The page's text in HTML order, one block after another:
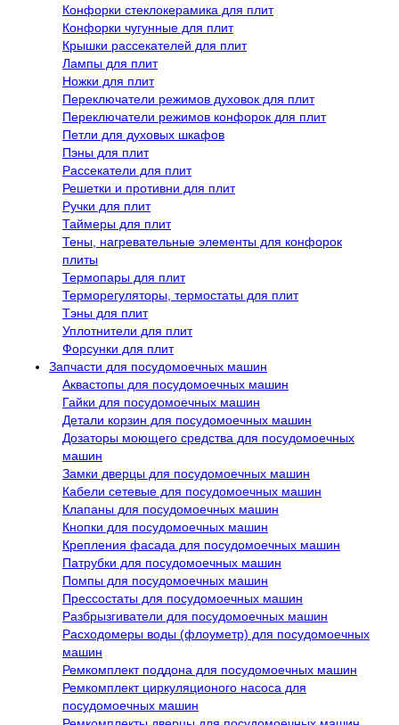
Конфорки стеклокерамика для плит
Конфорки чугунные для плит
Крышки рассекателей для плит
Лампы для плит
Ножки для плит
Переключатели режимов духовок для плит
Переключатели режимов конфорок для плит
Петли для духовых шкафов
Пэны для плит
Рассекатели для плит
Решетки и противни для плит
Ручки для плит
Таймеры для плит
Тены, нагревательные элементы для конфорок
плиты
Термопары для плит
Терморегуляторы, термостаты для плит
Тэны для плит
Уплотнители для плит
Форсунки для плит
Запчасти для посудомоечных машин
Аквастопы для посудомоечных машин
Гайки для посудомоечных машин
Детали корзин для посудомоечных машин
Дозаторы моющего средства для посудомоечных
машин
Замки дверцы для посудомоечных машин
Кабели сетевые для посудомоечных машин
Клапаны для посудомоечных машин
Кнопки для посудомоечных машин
Крепления фасада для посудомоечных машин
Патрубки для посудомоечных машин
Помпы для посудомоечных машин
Прессостаты для посудомоечных машин
Разбрызгиватели для посудомоечных машин
Расходомеры воды (флоуметр) для посудомоечных
машин
Ремкомплект поддона для посудомоечных машин
Ремкомплект циркуляционого насоса для
посудомоечных машин